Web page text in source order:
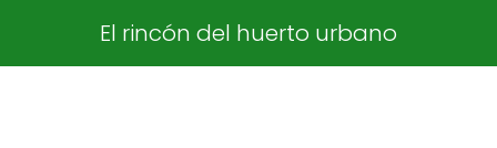
El rincón del huerto urbano